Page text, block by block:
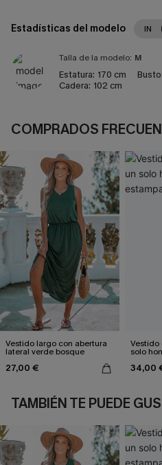
Estadísticas del modelo IN
Talla de la modelo: M
Estatura: 170 cm Busto:
Cadera: 102 cm
COMPRADOS
Vestido largo con abertura
lateral verde bosque
27,00 €
Vestido
solo
34,00
TAMBIÉN TE PUEDE